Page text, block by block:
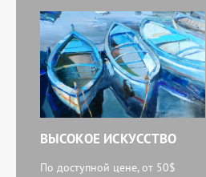
ВЫСОКОЕ ИСКУССТВО
По доступной цене, от 50$
Картина Абстракция
триптих, художник Бурда
Ярослав
71 920 UAH
художник Кокин Михаил